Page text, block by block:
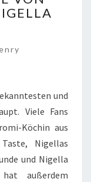
und
Viele Fans
Köchin aus
Nigellas
und Nigella
außerdem